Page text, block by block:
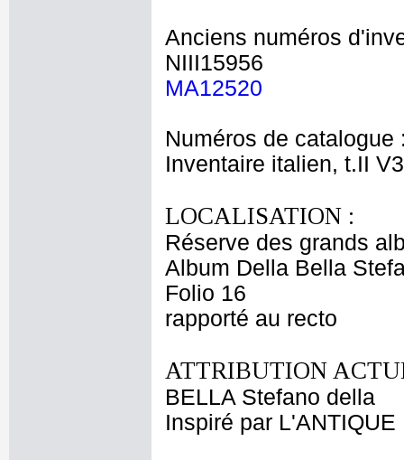
Anciens numéros
NIII15956
MA12520
Numéros de catalogue
Inventaire italien, t.II
LOCALISATION :
Réserve des grands
Album Della Bella
Folio 16
rapporté au recto
ATTRIBUTION
BELLA Stefano della
Inspiré par L'ANTIQUE